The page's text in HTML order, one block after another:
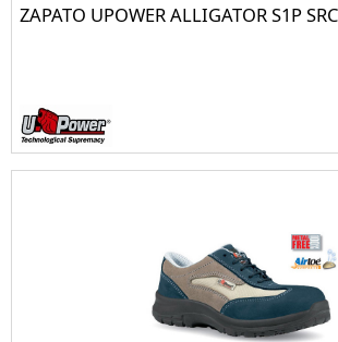
ZAPATO UPOWER ALLIGATOR S1P